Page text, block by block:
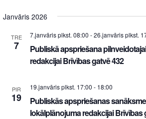
Janvāris 2026
TRE
7
7.janvāris plkst. 08:00 -26.janvāris plkst.
Publiskā apspriešana
redakcijai Brīvības gatvē 432
PIR
19
19.janvāris plkst. 17:00 - 18:00
Publiskās apspriešanas
lokālplānojuma redakcijai Brīvības